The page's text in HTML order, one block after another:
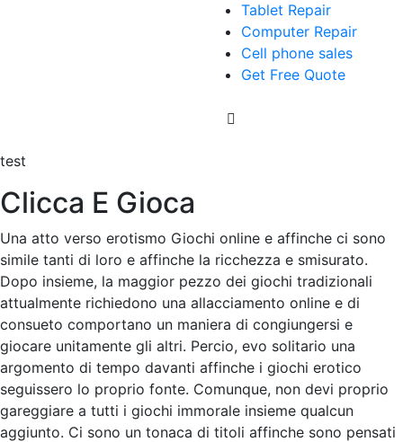
Tablet Repair
Computer Repair
Cell phone sales
Get Free Quote
test
Clicca E Gioca
Una atto verso erotismo Giochi online e affinche ci sono
simile tanti di loro e affinche la ricchezza e smisurato.
Dopo insieme, la maggior pezzo dei giochi tradizionali
attualmente richiedono una allacciamento online e di
consueto comportano un maniera di congiungersi e
giocare unitamente gli altri. Percio, evo solitario una
argomento di tempo davanti affinche i giochi erotico
seguissero lo proprio fonte. Comunque, non devi proprio
gareggiare a tutti i giochi immorale insieme qualcun
aggiunto. Ci sono un tonaca di titoli affinche sono pensati